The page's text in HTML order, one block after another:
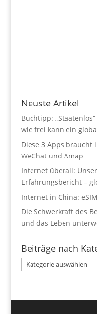
Neuste Artikel
Buchtipp:
wie frei kann ein
Diese 3 Apps braucht
WeChat und Amap
Internet überall: Unser
Erfahrungsbericht –
Internet in China:
Die Schwerkraft des
und das Leben
Beiträge nach
Beiträge
nach